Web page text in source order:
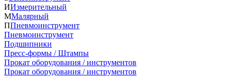
ИИзмерительный
ММалярный
ППневмоинструмент
Пневмоинструмент
Подшипники
Пресс-формы / Штампы
Прокат оборудования / инструментов
Прокат оборудования / инструментов